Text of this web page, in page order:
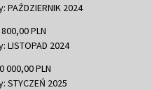
2024
PLN
2024
000,00 PLN
2025